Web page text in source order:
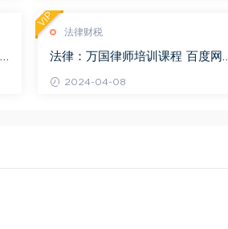
法律财税
法律：万国律师培训课程 百度网
2024-04-08
VIP